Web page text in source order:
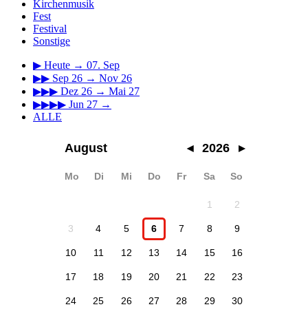
Kirchenmusik
Fest
Festival
Sonstige
▶ Heute → 07. Sep
▶▶ Sep 26 → Nov 26
▶▶▶ Dez 26 → Mai 27
▶▶▶▶ Jun 27 →
ALLE
August ◂ 2026 ▸
Mo Di Mi Do Fr Sa So
1 2
3 4 5 6 7 8 9
10 11 12 13 14 15 16
17 18 19 20 21 22 23
24 25 26 27 28 29 30